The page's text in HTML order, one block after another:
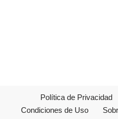
Política de Privacidad
Condiciones de Uso